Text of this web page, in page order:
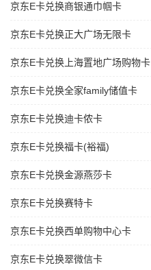
京东E卡兑换商银通巾帼卡
京东E卡兑换正大广场无限卡
京东E卡兑换上海置地广场购物卡
京东E卡兑换全家family储值卡
京东E卡兑换迪卡侬卡
京东E卡兑换福卡(裕福)
京东E卡兑换金源燕莎卡
京东E卡兑换赛特卡
京东E卡兑换西单购物中心卡
京东E卡兑换翠微信卡